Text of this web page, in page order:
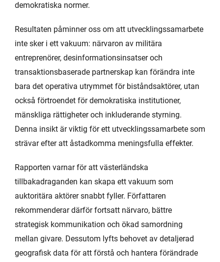
demokratiska normer.
Resultaten påminner oss om att utvecklingssamarbete
inte sker i ett vakuum: närvaron av militära
entreprenörer, desinformationsinsatser och
transaktionsbaserade partnerskap kan förändra inte
bara det operativa utrymmet för biståndsaktörer, utan
också förtroendet för demokratiska institutioner,
mänskliga rättigheter och inkluderande styrning.
Denna insikt är viktig för ett utvecklingssamarbete som
strävar efter att åstadkomma meningsfulla effekter.
Rapporten varnar för att västerländska
tillbakadraganden kan skapa ett vakuum som
auktoritära aktörer snabbt fyller. Författaren
rekommenderar därför fortsatt närvaro, bättre
strategisk kommunikation och ökad samordning
mellan givare. Dessutom lyfts behovet av detaljerad
geografisk data för att förstå och hantera förändrade